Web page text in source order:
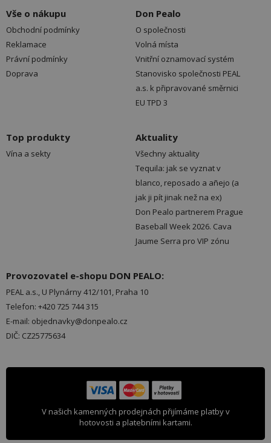
Vše o nákupu
Obchodní podmínky
Reklamace
Právní podmínky
Doprava
Don Pealo
O společnosti
Volná místa
Vnitřní oznamovací systém
Stanovisko společnosti PEAL
a.s. k připravované směrnici
EU TPD 3
Top produkty
Vína a sekty
Aktuality
Všechny aktuality
Tequila: jak se vyznat v
blanco, reposado a añejo (a
jak ji pít jinak než na ex)
Don Pealo partnerem Prague
Baseball Week 2026. Cava
Jaume Serra pro VIP zónu
Provozovatel e-shopu DON PEALO:
PEAL a.s., U Plynárny 412/101, Praha 10
Telefon: +420 725 744 315
E-mail: objednavky@donpealo.cz
DIČ: CZ25775634
V našich kamenných prodejnách přijímáme platby v
hotovosti a platebními kartami.